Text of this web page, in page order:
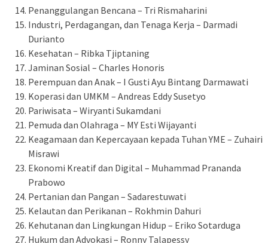
Penanggulangan Bencana – Tri Rismaharini
Industri, Perdagangan, dan Tenaga Kerja – Darmadi
Durianto
Kesehatan – Ribka Tjiptaning
Jaminan Sosial – Charles Honoris
Perempuan dan Anak – I Gusti Ayu Bintang Darmawati
Koperasi dan UMKM – Andreas Eddy Susetyo
Pariwisata – Wiryanti Sukamdani
Pemuda dan Olahraga – MY Esti Wijayanti
Keagamaan dan Kepercayaan kepada Tuhan YME – Zuhairi
Misrawi
Ekonomi Kreatif dan Digital – Muhammad Prananda
Prabowo
Pertanian dan Pangan – Sadarestuwati
Kelautan dan Perikanan – Rokhmin Dahuri
Kehutanan dan Lingkungan Hidup – Eriko Sotarduga
Hukum dan Advokasi – Ronny Talapessy